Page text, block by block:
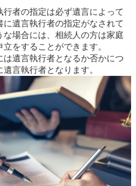
者の指定は必ず遺言によって
遺言執行者の指定がなされて
場合には、相続人の方は家庭
をすることができます。
遺言執行者となるか否かにつ
言執行者となります。